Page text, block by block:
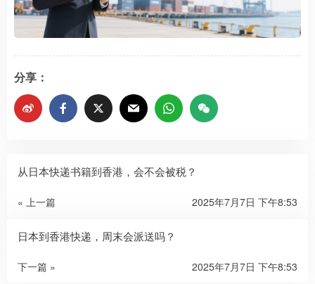
分享：
从日本快递书籍到香港，会不会被税？
« 上一篇 2025年7月7日 下午8:53
日本到香港快递，周末会派送吗？
下一篇 » 2025年7月7日 下午8:53